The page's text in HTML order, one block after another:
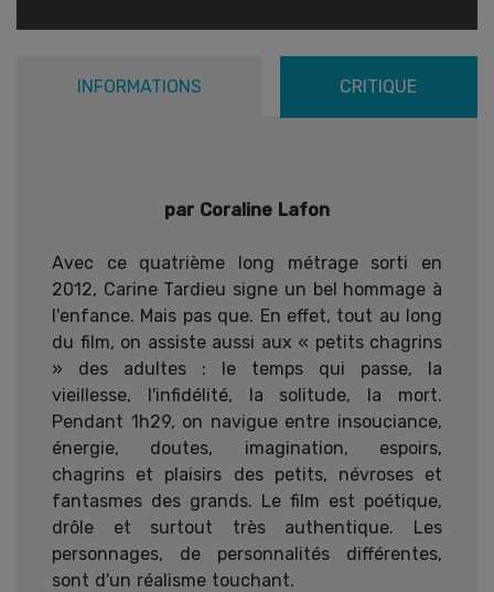
INFORMATIONS CRITIQUE
par Coraline Lafon
Avec ce quatrième long métrage sorti en
2012, Carine Tardieu signe un bel hommage à
l'enfance. Mais pas que. En effet, tout au long
du film, on assiste aussi aux « petits chagrins
» des adultes : le temps qui passe, la
vieillesse, l'infidélité, la solitude, la mort.
Pendant 1h29, on navigue entre insouciance,
énergie, doutes, imagination, espoirs,
chagrins et plaisirs des petits, névroses et
fantasmes des grands. Le film est poétique,
drôle et surtout très authentique. Les
personnages, de personnalités différentes,
sont d'un réalisme touchant.